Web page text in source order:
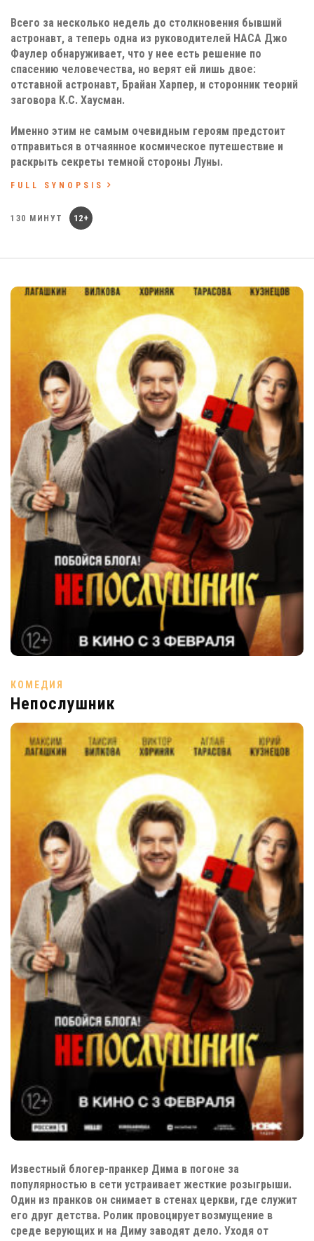
Всего за несколько недель до столкновения бывший
астронавт, а теперь одна из руководителей НАСА Джо
Фаулер обнаруживает, что у нее есть решение по
спасению человечества, но верят ей лишь двое:
отставной астронавт, Брайан Харпер, и сторонник теорий
заговора К.С. Хаусман.
Именно этим не самым очевидным героям предстоит
отправиться в отчаянное космическое путешествие и
раскрыть секреты темной стороны Луны.
FULL SYNOPSIS
130 МИНУТ 12+
КОМЕДИЯ
Непослушник
Известный блогер-пранкер Дима в погоне за
популярностью в сети устраивает жесткие розыгрыши.
Один из пранков он снимает в стенах церкви, где служит
его друг детства. Ролик провоцирует возмущение в
среде верующих и на Диму заводят дело. Уходя от